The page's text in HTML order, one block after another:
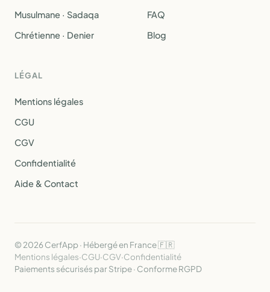
Musulmane · Sadaqa
Chrétienne · Denier
FAQ
Blog
LÉGAL
Mentions légales
CGU
CGV
Confidentialité
Aide & Contact
© 2026 CerfApp · Hébergé en France 🇫🇷
Mentions légales·CGU·CGV·Confidentialité
Paiements sécurisés par Stripe · Conforme RGPD